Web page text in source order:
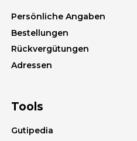
Persönliche Angaben
Bestellungen
Rückvergütungen
Adressen
Tools
Gutipedia